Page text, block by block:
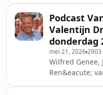
Married at
van Lale
het jaar!See
for privacy
Podcast
Valentijn
donderdag
mei 21, 20262903
Wilfred Genee,
Ren&eacute;